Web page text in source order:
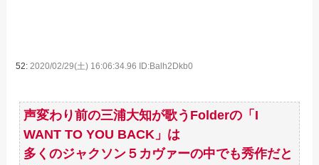
52:2020/02/29(土) 16:06:34.96 ID:Balh2Dkb0
声変わり前の三浦大知が歌うFolderの「I
WANT TO YOU BACK」は
多くのジャクソン５カヴァーの中でも秀作だと